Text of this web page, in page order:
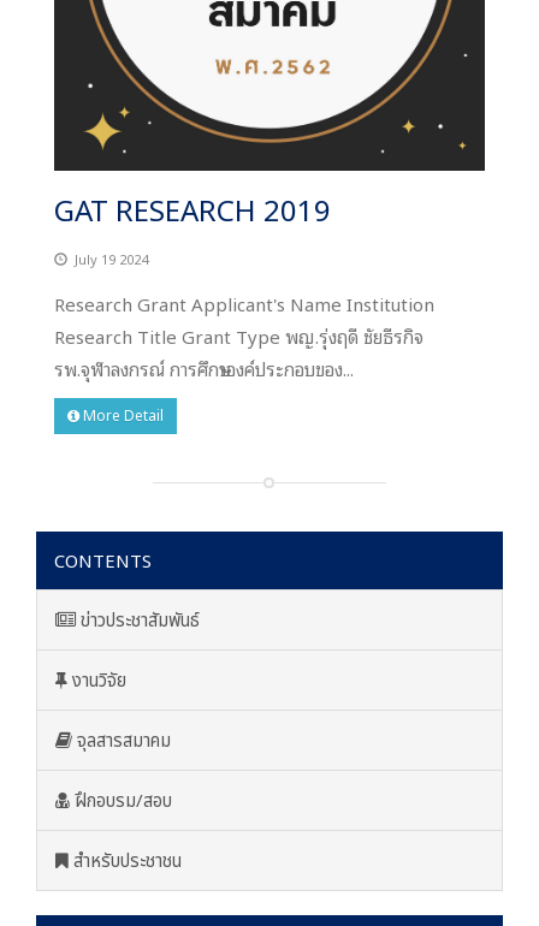
GAT RESEARCH 2019
July 19 2024
Research Grant Applicant's Name Institution
Research Title Grant Type พญ.รุ่งฤดี ชัยธีรกิจ
รพ.จุฬาลงกรณ์ การศึกษาองค์ประกอบของ...
More Detail
CONTENTS
ข่าวประชาสัมพันธ์
งานวิจัย
จุลสารสมาคม
ฝึกอบรม/สอบ
สำหรับประชาชน